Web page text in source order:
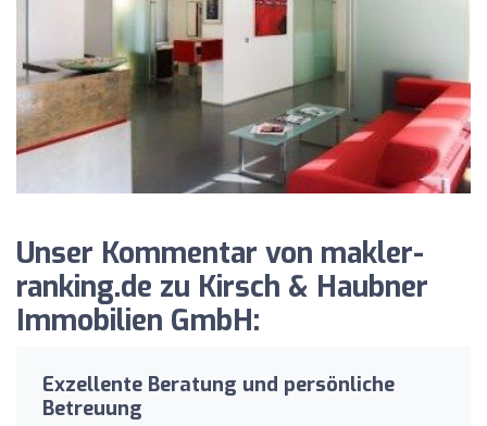
Unser Kommentar von makler-
ranking.de zu Kirsch & Haubner
Immobilien GmbH:
Exzellente Beratung und persönliche
Betreuung